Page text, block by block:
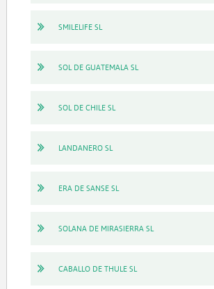
SMILELIFE SL
SOL DE GUATEMALA SL
SOL DE CHILE SL
LANDANERO SL
ERA DE SANSE SL
SOLANA DE MIRASIERRA SL
CABALLO DE THULE SL